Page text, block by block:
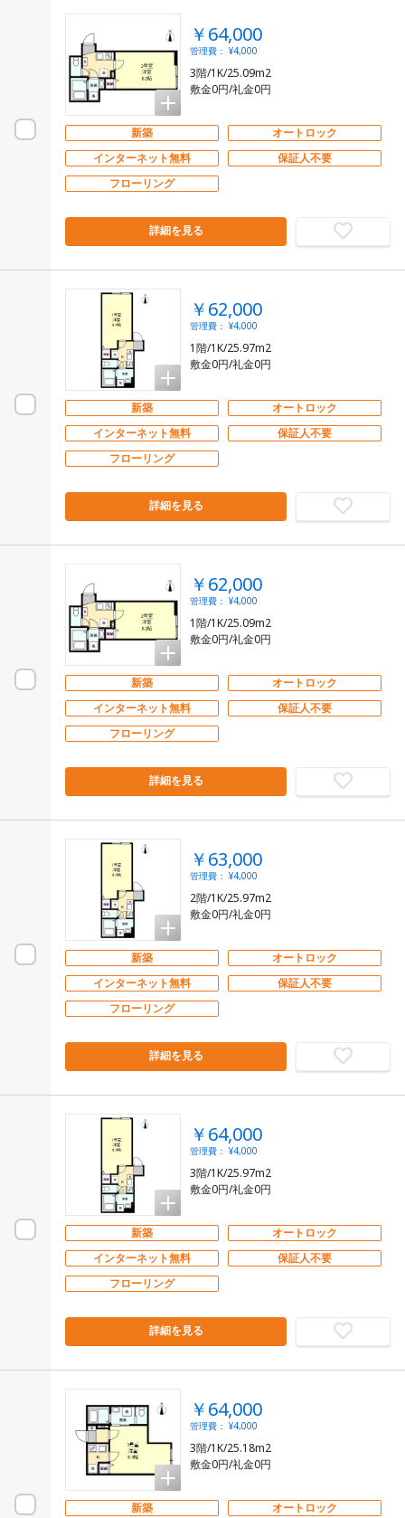
￥64,000
管理費： ¥4,000
3階/1K/25.09m2
敷金0円/礼金0円
新築
オートロック
インターネット無料
保証人不要
フローリング
詳細を見る
￥62,000
管理費： ¥4,000
1階/1K/25.97m2
敷金0円/礼金0円
新築
オートロック
インターネット無料
保証人不要
フローリング
詳細を見る
￥62,000
管理費： ¥4,000
1階/1K/25.09m2
敷金0円/礼金0円
新築
オートロック
インターネット無料
保証人不要
フローリング
詳細を見る
￥63,000
管理費： ¥4,000
2階/1K/25.97m2
敷金0円/礼金0円
新築
オートロック
インターネット無料
保証人不要
フローリング
詳細を見る
￥64,000
管理費： ¥4,000
3階/1K/25.97m2
敷金0円/礼金0円
新築
オートロック
インターネット無料
保証人不要
フローリング
詳細を見る
￥64,000
管理費： ¥4,000
3階/1K/25.18m2
敷金0円/礼金0円
新築 オートロック